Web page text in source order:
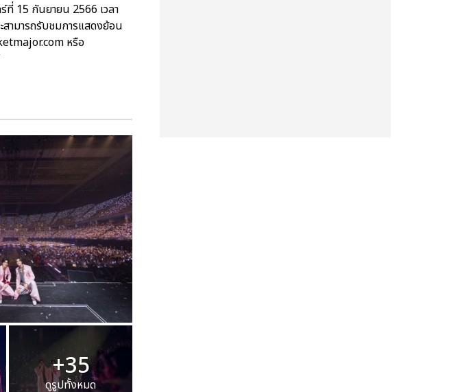
15 กันยายน 2566 เวลา
ามารถรับชมการแสดงย้อน
หรือ
+35
ดูรูปทั้งหมด